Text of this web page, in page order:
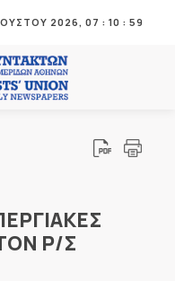
2026, 07 : 10 : 59
Ρ/Σ